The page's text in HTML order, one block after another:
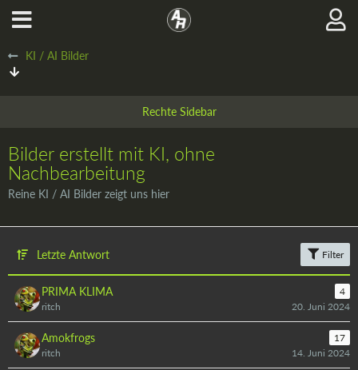
KI / AI Bilder
Bilder erstellt mit KI, ohne
Nachbearbeitung
Reine KI / AI Bilder zeigt uns hier
Letzte Antwort Filter
PRIMA KLIMA
4
ritch
20. Juni 2024
Amokfrogs
17
ritch
14. Juni 2024